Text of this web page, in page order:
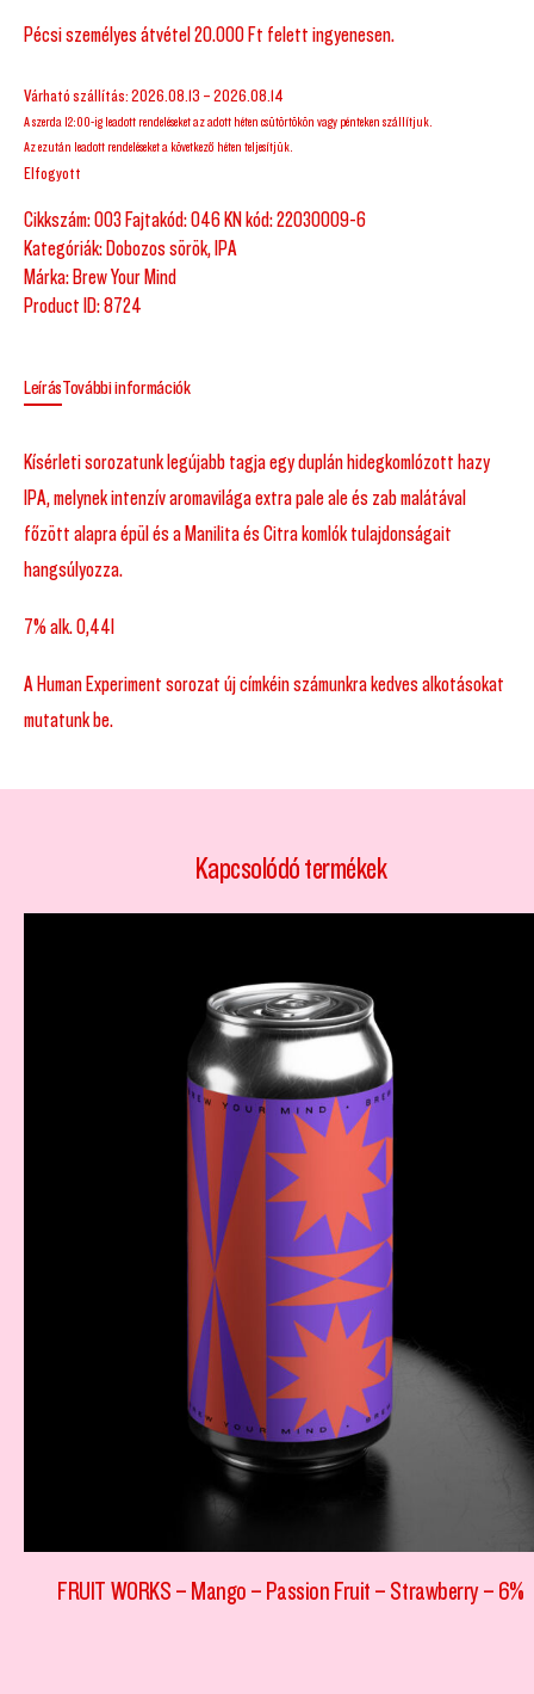
Pécsi személyes átvétel 20.000 Ft felett ingyenesen.
Várható szállítás: 2026.08.13 – 2026.08.14
A szerda 12:00-ig leadott rendeléseket az adott héten csütörtökön vagy pénteken szállítjuk.
Az ezután leadott rendeléseket a következő héten teljesítjük.
Elfogyott
Cikkszám:003 Fajtakód: 046 KN kód: 22030009-6
Kategóriák:Dobozos sörök,IPA
Márka:Brew Your Mind
Product ID:8724
LeírásTovábbi információk
Kísérleti sorozatunk legújabb tagja egy duplán hidegkomlózott hazy
IPA, melynek intenzív aromavilága extra pale ale és zab malátával
főzött alapra épül és a Manilita és Citra komlók tulajdonságait
hangsúlyozza.
7% alk. 0,44l
A Human Experiment sorozat új címkéin számunkra kedves alkotásokat
mutatunk be.
Kapcsolódó termékek
FRUIT WORKS – Mango – Passion Fruit – Strawberry – 6%